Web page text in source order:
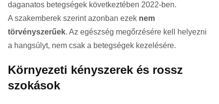
daganatos betegségek következtében 2022-ben.
A szakemberek szerint azonban ezek nem
törvényszerűek. Az egészség megőrzésére kell helyezni
a hangsúlyt, nem csak a betegségek kezelésére.
Környezeti kényszerek és rossz
szokások